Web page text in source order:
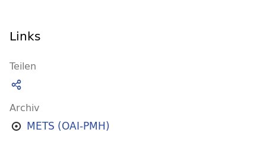
Links
Teilen
Archiv
METS (OAI-PMH)